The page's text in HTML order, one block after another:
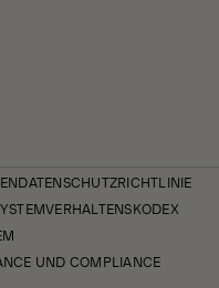
DATENSCHUTZRICHTLINIE
VERHALTENSKODEX
UND COMPLIANCE